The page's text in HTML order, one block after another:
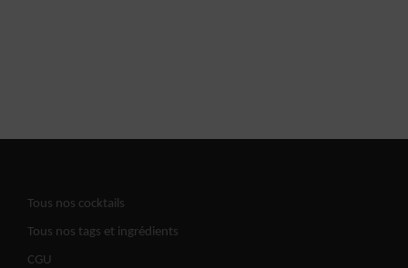
Tous nos cocktails
Tous nos tags et ingrédients
CGU